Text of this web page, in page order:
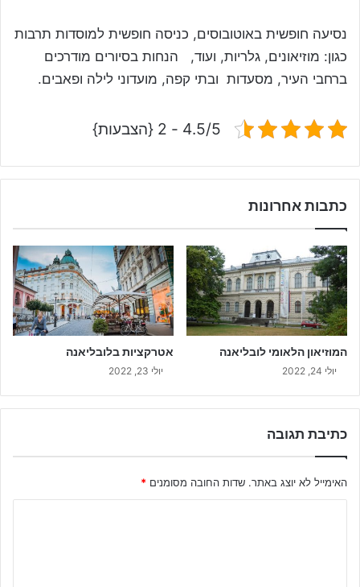
נסיעה חופשית באוטובוסים, כניסה חופשית למוסדות תרבות
כגון: מוזיאונים, גלריות, ועוד, הנחות בסיורים מודרכים
ברחבי העיר, מסעדות ובתי קפה, מועדוני לילה ופאבים.
4.5/5 - 2 {הצבעות}
כתבות אחרונות
המוזיאון הלאומי לובליאנה
יולי 24, 2022
אטרקציות בלובליאנה
יולי 23, 2022
כתיבת תגובה
האימייל לא יוצג באתר. שדות החובה מסומנים *